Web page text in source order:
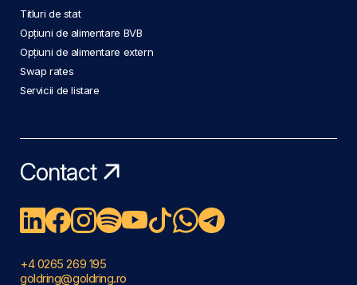
Titluri de stat
Opțiuni de alimentare BVB
Opțiuni de alimentare extern
Swap rates
Servicii de listare
Contact
+4 0265 269 195
goldring@goldring.ro